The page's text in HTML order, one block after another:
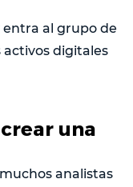
entra al grupo de
activos digitales
una
analistas